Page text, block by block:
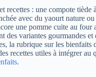
recettes : une compote tiède
avec du yaourt nature
une pomme cuite au four
des variantes gourmandes et
la rubrique sur les bienfaits
recettes utiles à intégrer au
.